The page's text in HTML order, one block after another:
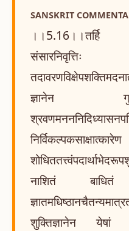
SANSKRIT
।।5.16।।तर्हि
ज्ञानेन
निर्विकल्पकसाक्षात्कारेण
नाशितं बाधितं
शुक्तिज्ञानेन येषां